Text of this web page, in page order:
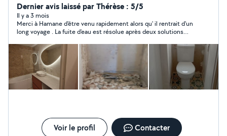
vasque et de paroi de douche, la pose également de
toilettes y compris suspendus, ainsi que les installations
de chauffage. Enfin je réalise également différents
travaux dans la maison notamment la pose de parquet
N'hésitez à me contacter. À bientôt
Dernier avis laissé par Thérèse : 5/5
Il y a 3 mois
Merci à Hamane d'être venu rapidement alors qu' il rentrait d'un
long voyage . La fuite d'eau est résolue après deux solutions
Voir le profil Contacter